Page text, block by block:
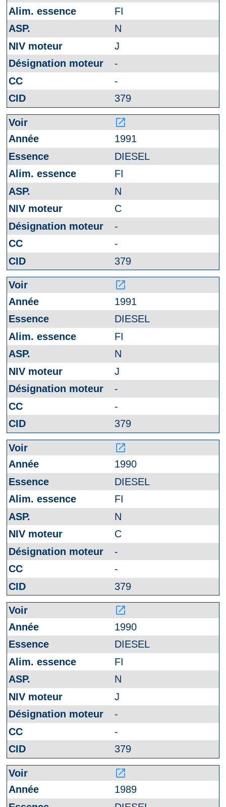
FI
N
J
-
-
379
launch
1991
DIESEL
FI
N
C
-
-
379
launch
1991
DIESEL
FI
N
J
-
-
379
launch
1990
DIESEL
FI
N
C
-
-
379
launch
1990
DIESEL
FI
N
J
-
-
379
launch
1989